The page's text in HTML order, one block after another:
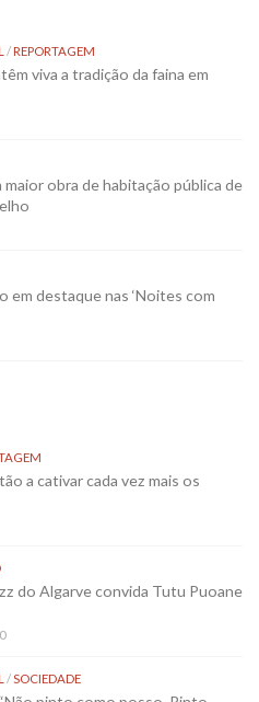
/REPORTAGEM
viva a tradição da faina em
maior obra de habitação pública de
em destaque nas ‘Noites com
a cativar cada vez mais os
do Algarve convida Tutu Puoane
/SOCIEDADE